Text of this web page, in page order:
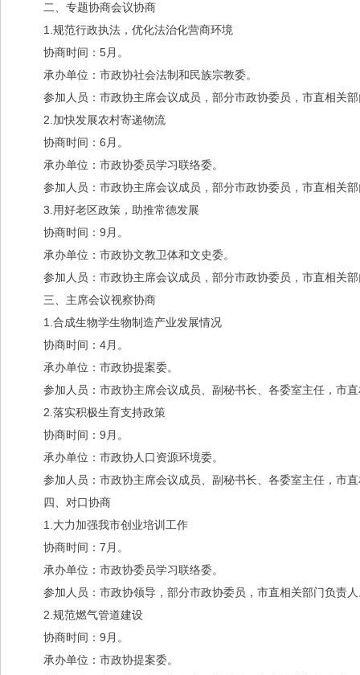
二、专题协商会议协商
1.规范行政执法，优化法治化营商环境
协商时间：5月。
承办单位：市政协社会法制和民族宗教委。
参加人员：市政协主席会议成员，部分市政协委员，市直相关
2.加快发展农村寄递物流
协商时间：6月。
承办单位：市政协委员学习联络委。
参加人员：市政协主席会议成员，部分市政协委员，市直相关
3.用好老区政策，助推常德发展
协商时间：9月。
承办单位：市政协文教卫体和文史委。
参加人员：市政协主席会议成员，部分市政协委员，市直相关
三、主席会议视察协商
1.合成生物学生物制造产业发展情况
协商时间：4月。
承办单位：市政协提案委。
参加人员：市政协主席会议成员、副秘书长、各委室主任，市
2.落实积极生育支持政策
协商时间：9月。
承办单位：市政协人口资源环境委。
参加人员：市政协主席会议成员、副秘书长、各委室主任，市
四、对口协商
1.大力加强我市创业培训工作
协商时间：7月。
承办单位：市政协委员学习联络委。
参加人员：市政协领导，部分市政协委员，市直相关部门负责
2.规范燃气管道建设
协商时间：9月。
承办单位：市政协提案委。